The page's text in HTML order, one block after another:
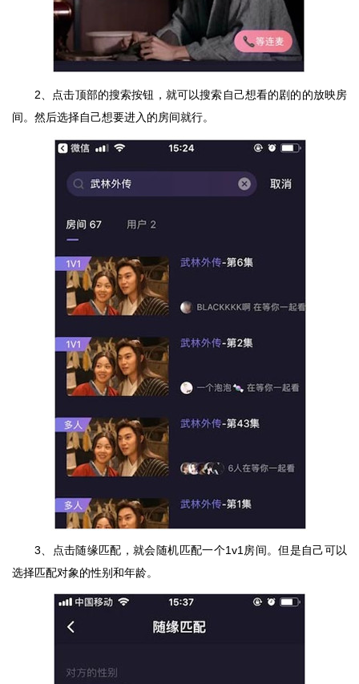
2、点击顶部的搜索按钮，就可以搜索自己想看的剧的的放映房
间。然后选择自己想要进入的房间就行。
3、点击随缘匹配，就会随机匹配一个1v1房间。但是自己可以
选择匹配对象的性别和年龄。